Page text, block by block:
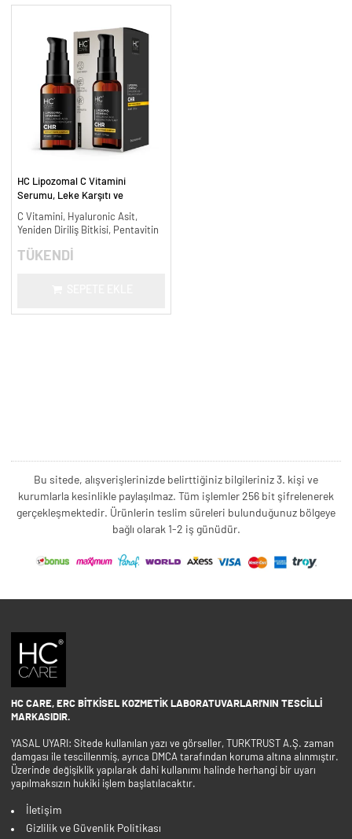
HC Lipozomal C Vitamini
Serumu, Leke Karşıtı ve
C Vitamini, Hyaluronic Asit,
Yeniden Diriliş Bitkisi, Pentavitin
TÜKENDİ
Bu sitede, alışverişlerinizde belirttiğiniz bilgileriniz 3. kişi ve
kurumlarla kesinlikle paylaşılmaz. Tüm işlemler 256 bit şifrelenerek
gerçekleşmektedir. Ürünlerin teslim süreleri bulunduğunuz bölgeye
bağlı olarak 1-2 iş günüdür.
HC CARE, ERC BITKISEL KOZMETIK LABORATUVARLARI'NIN TESCILLI
MARKASIDIR.
YASAL UYARI: Sitede kullanılan yazı ve görseller, TURKTRUST A.Ş. zaman
damgası ile tescillenmiş, ayrıca DMCA tarafından koruma altına alınmıştır.
Üzerinde değişiklik yapılarak dahi kullanımı halinde herhangi bir uyarı
yapılmaksızın hukiki işlem başlatılacaktır.
İletişim
Gizlilik ve Güvenlik Politikası